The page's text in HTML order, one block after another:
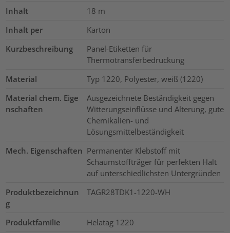
Inhalt 18 m
Inhalt per
Karton
Kurzbeschreibung
Panel-Etiketten für
Thermotransferbedruckung
Material
Typ 1220, Polyester, weiß (1220)
Material chem. Eige
nschaften
Ausgezeichnete Beständigkeit gegen
Witterungseinflüsse und Alterung, gute
Chemikalien- und
Lösungsmittelbeständigkeit
Mech. Eigenschaften Permanenter Klebstoff mit
Schaumstoffträger für perfekten Halt
auf unterschiedlichsten Untergründen
Produktbezeichnun
g
TAGR28TDK1-1220-WH
Produktfamilie Helatag 1220